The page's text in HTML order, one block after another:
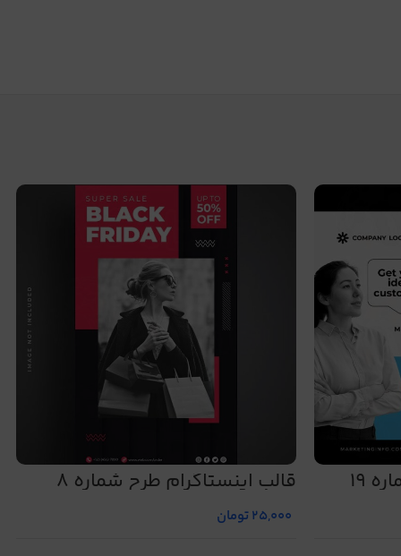
19 قالب اینستاگرام طرح شماره 8
25,000تومان